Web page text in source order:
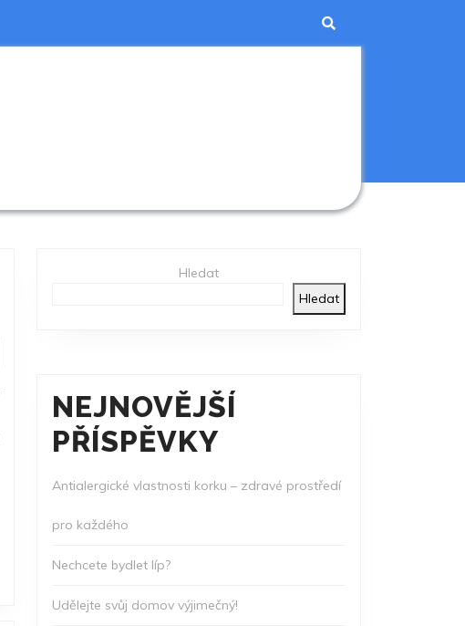
Hledat
Hledat
NEJNOVĚJŠÍ
PŘÍSPĚVKY
Antialergické vlastnosti korku – zdravé prostředí
pro každého
Nechcete bydlet líp?
Udělejte svůj domov výjimečný!